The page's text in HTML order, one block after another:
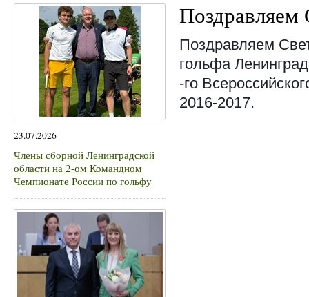
23.07.2026
Члены сборной Ленинградской
области на 2-ом Командном
Чемпионате России по гольфу
Поздравляем
гольфа
-го
2016-2017.